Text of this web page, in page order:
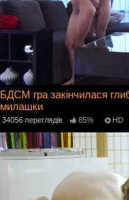
БДСМ гра закінчилася
милашки
34056 переглядів 85% HD